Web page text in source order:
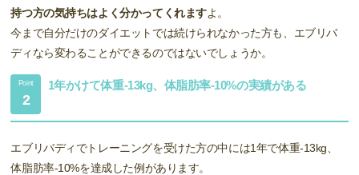
持つ方の気持ちはよく分かってくれますよ。
今まで自分だけのダイエットでは続けられなかった方も、エブリバ
ディなら変わることができるのではないでしょうか。
Point
2
1年かけて体重-13kg、体脂肪率-10%の実績がある
エブリバディでトレーニングを受けた方の中には1年で体重-13kg、
体脂肪率-10%を達成した例があります。